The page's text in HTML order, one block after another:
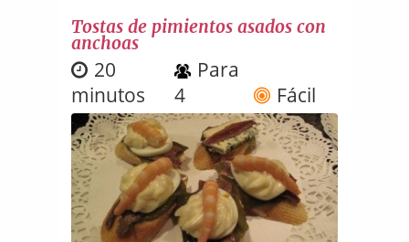
Tostas de pimientos asados con
anchoas
20
minutos
Para
4
Fácil